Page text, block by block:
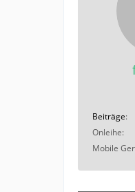
Beiträge
Onleihe
Mobile